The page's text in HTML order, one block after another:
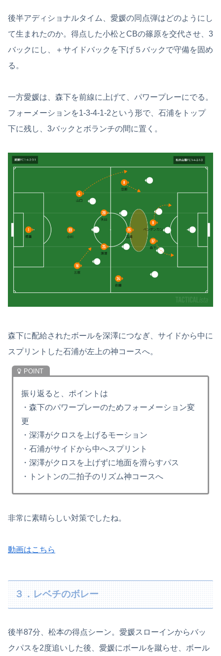
後半アディショナルタイム、愛媛の同点弾はどのようにし
て生まれたのか。得点した小松とCBの篠原を交代させ、3
バックにし、＋サイドバックを下げ５バックで守備を固め
る。
一方愛媛は、森下を前線に上げて、パワープレーにでる。
フォーメーションを1-3-4-1-2という形で、石浦をトップ
下に残し、3バックとボランチの間に置く。
森下に配給されたボールを深澤につなぎ、サイドから中に
スプリントした石浦が左上の神コースへ。
振り返ると、ポイントは
・森下のパワープレーのためフォーメーション変
更
・深澤がクロスを上げるモーション
・石浦がサイドから中へスプリント
・深澤がクロスを上げずに地面を滑らすパス
・トントンの二拍子のリズム神コースへ
非常に素晴らしい対策でしたね。
動画はこちら
３．レベチのボレー
後半87分、松本の得点シーン。愛媛スローインからバッ
クパスを2度追いした後、愛媛にボールを蹴らせ、ボール